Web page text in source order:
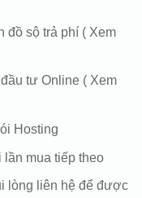
sộ trả phí ( Xem
tư Online ( Xem
Hosting
mua tiếp theo
lòng liên hệ để được